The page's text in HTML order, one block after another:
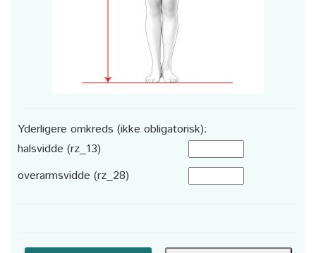
Yderligere omkreds (ikke obligatorisk):
halsvidde (rz_13)
overarmsvidde (rz_28)